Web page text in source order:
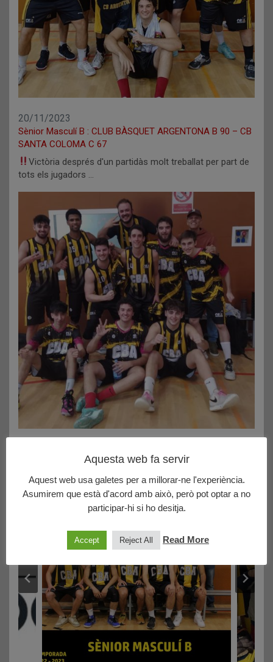
20/11/2023
Sènior Masculí B : CLUB BÀSQUET ARGENTONA B 90 – CB
SANTA COLOMA C 67
Victòria després d'un partidàs molt treballat per part de
tots els jugadors …
Sènior Masculí B : CLUB BÀSQUET ARGENTONA B 70 –
GRAMENET BC A 65
Aquesta web fa servir
Aquest web usa galetes per a millorar-ne l'experiència.
Asumirem que està d'acord amb això, però pot optar a no
participar-hi si ho desitja.
Accept Reject All Read More